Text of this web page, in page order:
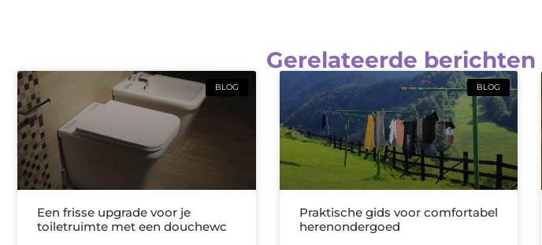
Gerelateerde berichten
BLOG
Een frisse upgrade voor je
toiletruimte met een douchewc
BLOG
Praktische gids voor comfortabel
herenondergoed